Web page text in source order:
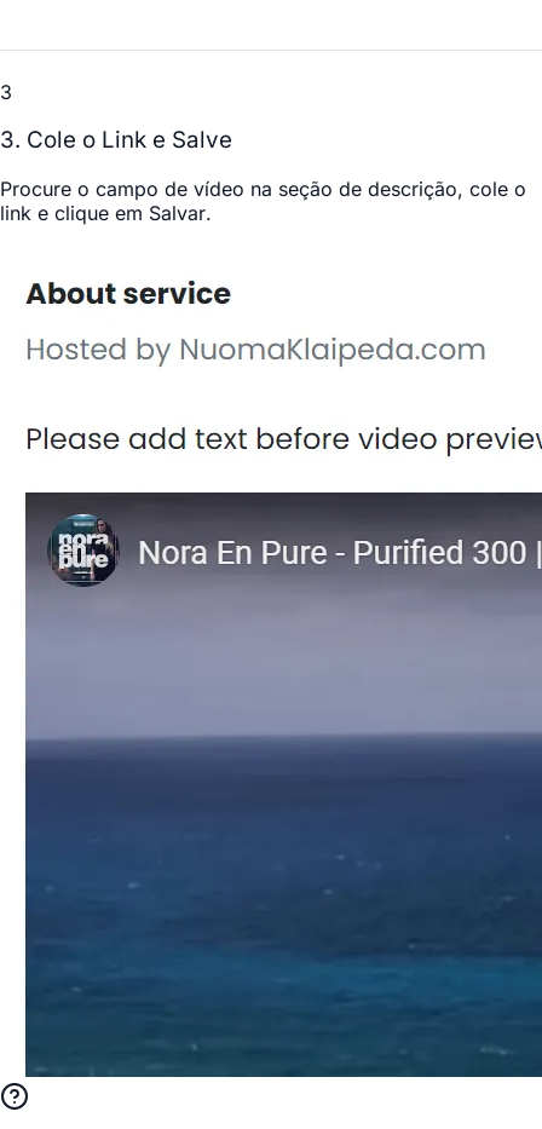
3
3. Cole o Link e Salve
Procure o campo de vídeo na seção de descrição, cole o
link e clique em Salvar.